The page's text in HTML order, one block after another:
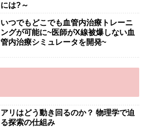
には?～
いつでもどこでも血管内治療トレーニ
ングが可能に~医師がX線被爆しない血
管内治療シミュレータを開発~
アリはどう動き回るのか？ 物理学で迫
る探索の仕組み